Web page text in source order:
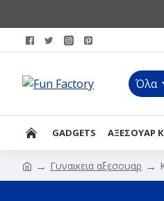
Όλα
GADGETS ΑΞΕΣΟΥΑΡ
Γυναικεια αξεσουαρ